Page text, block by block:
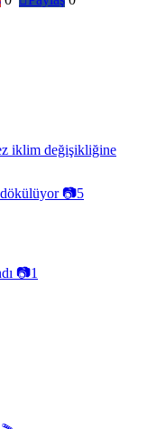
iklim değişikliğine
dökülüyor📷5
📷1